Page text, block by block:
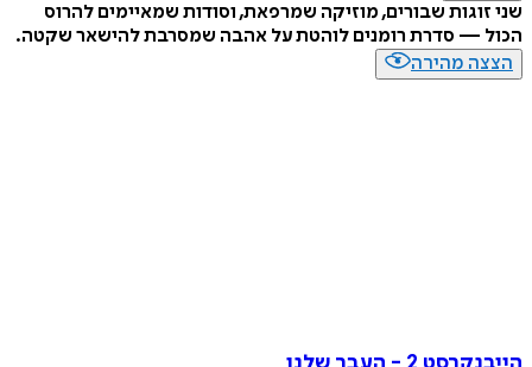
שבורים, מוזיקה שמרפאת, וסודות שמאיימים להרוס
— סדרת רומנים לוהטת על אהבה שמסרבת להישאר שקטה.
מהירה